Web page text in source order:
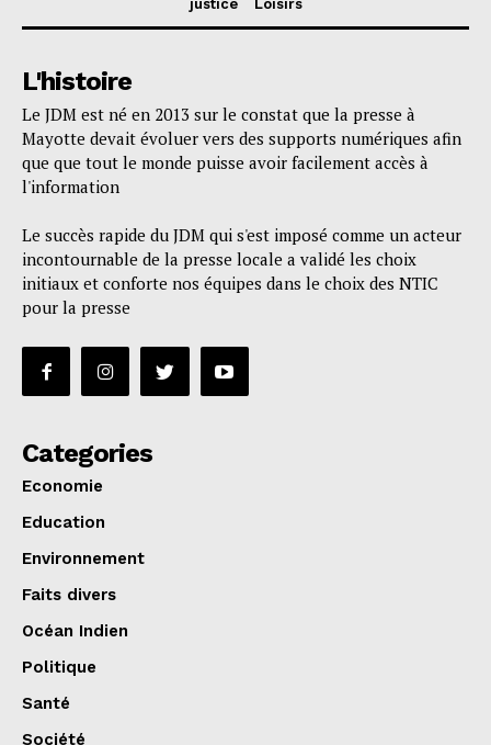
justice
Loisirs
L'histoire
Le JDM est né en 2013 sur le constat que la presse à
Mayotte devait évoluer vers des supports numériques afin
que que tout le monde puisse avoir facilement accès à
l'information
Le succès rapide du JDM qui s'est imposé comme un acteur
incontournable de la presse locale a validé les choix
initiaux et conforte nos équipes dans le choix des NTIC
pour la presse
Categories
Economie
Education
Environnement
Faits divers
Océan Indien
Politique
Santé
Société